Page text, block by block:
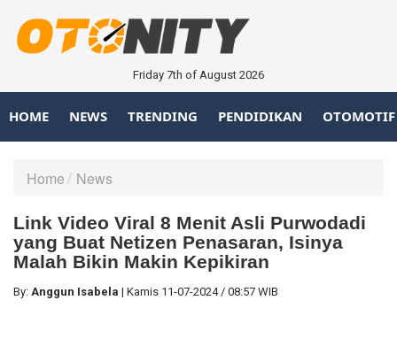
Friday 7th of August 2026
HOME NEWS TRENDING PENDIDIKAN OTOMOTIF
Home News
Link Video Viral 8 Menit Asli Purwodadi
yang Buat Netizen Penasaran, Isinya
Malah Bikin Makin Kepikiran
By: Anggun Isabela | Kamis 11-07-2024 / 08:57 WIB